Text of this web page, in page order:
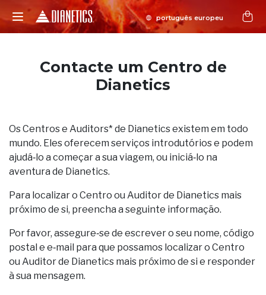
Contacte um Centro de
Dianetics
Os Centros e Auditors* de Dianetics existem em todo
mundo. Eles oferecem serviços introdutórios e podem
ajudá‑lo a começar a sua viagem, ou iniciá‑lo na
aventura de Dianetics.
Para localizar o Centro ou Auditor de Dianetics mais
próximo de si, preencha a seguinte informação.
Por favor, assegure‑se de escrever o seu nome, código
postal e e‑mail para que possamos localizar o Centro
ou Auditor de Dianetics mais próximo de si e responder
à sua mensagem.